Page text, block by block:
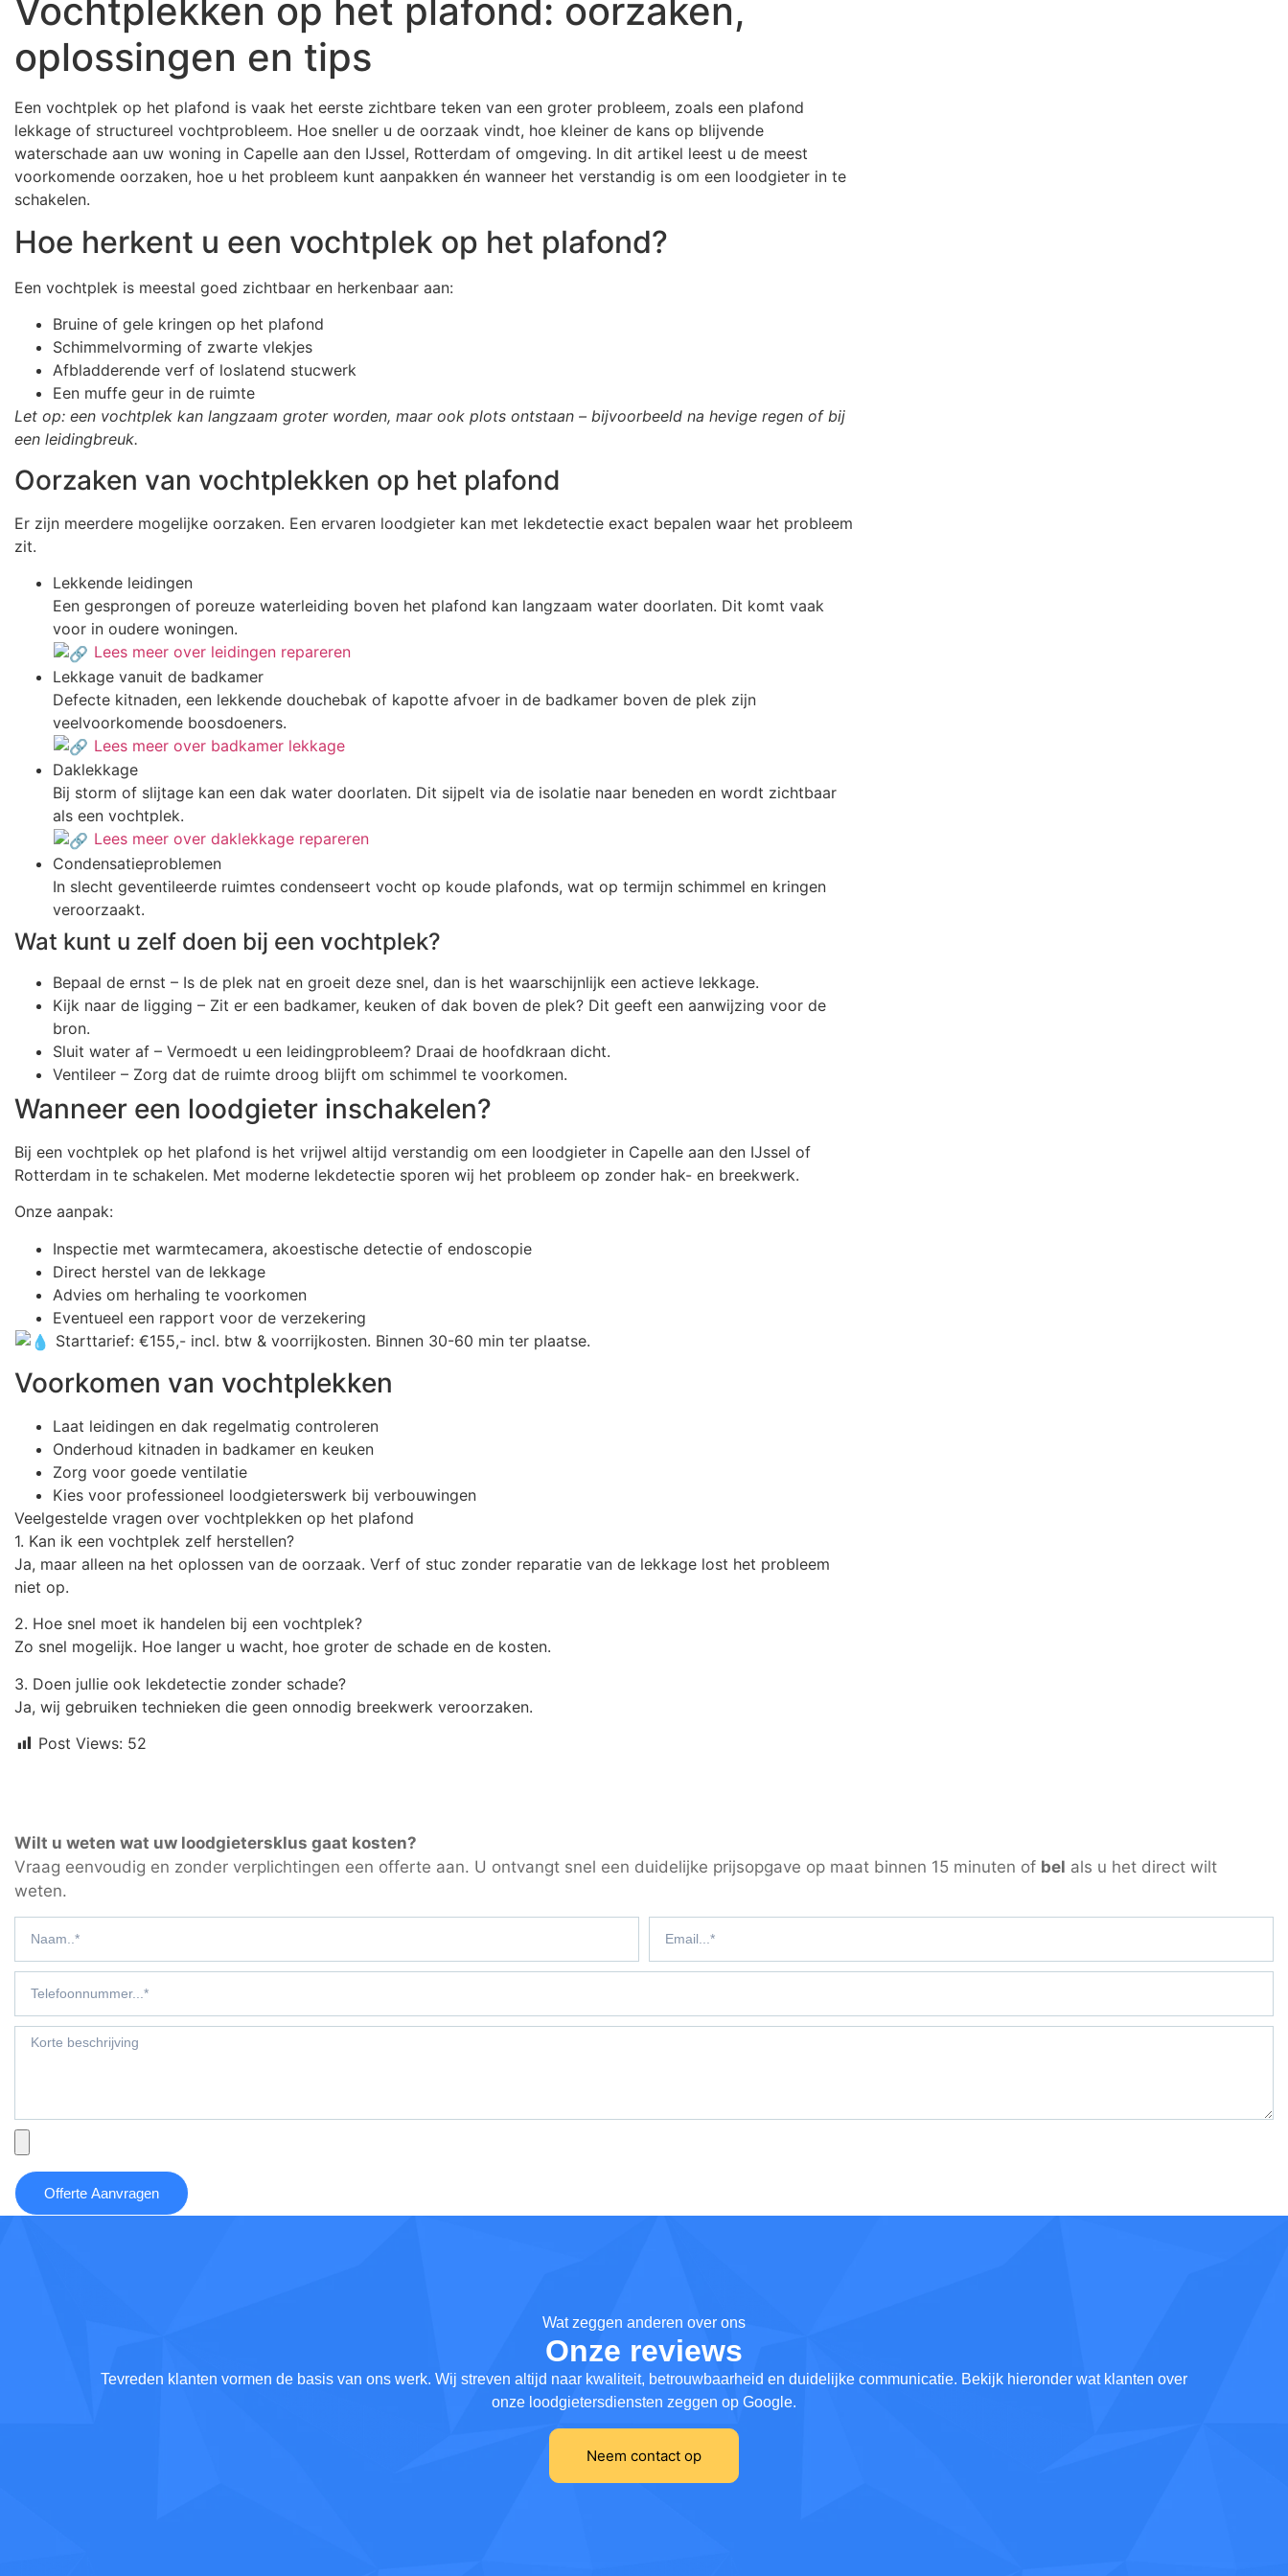
Vochtplekken op het plafond: oorzaken,
oplossingen en tips
Een vochtplek op het plafond is vaak het eerste zichtbare teken van een groter probleem, zoals een plafond
lekkage of structureel vochtprobleem. Hoe sneller u de oorzaak vindt, hoe kleiner de kans op blijvende
waterschade aan uw woning in Capelle aan den IJssel, Rotterdam of omgeving. In dit artikel leest u de meest
voorkomende oorzaken, hoe u het probleem kunt aanpakken én wanneer het verstandig is om een loodgieter in te
schakelen.
Hoe herkent u een vochtplek op het plafond?
Een vochtplek is meestal goed zichtbaar en herkenbaar aan:
Bruine of gele kringen op het plafond
Schimmelvorming of zwarte vlekjes
Afbladderende verf of loslatend stucwerk
Een muffe geur in de ruimte
Let op: een vochtplek kan langzaam groter worden, maar ook plots ontstaan – bijvoorbeeld na hevige regen of bij
een leidingbreuk.
Oorzaken van vochtplekken op het plafond
Er zijn meerdere mogelijke oorzaken. Een ervaren loodgieter kan met lekdetectie exact bepalen waar het probleem
zit.
Lekkende leidingen
Een gesprongen of poreuze waterleiding boven het plafond kan langzaam water doorlaten. Dit komt vaak
voor in oudere woningen.
Lees meer over leidingen repareren
Lekkage vanuit de badkamer
Defecte kitnaden, een lekkende douchebak of kapotte afvoer in de badkamer boven de plek zijn
veelvoorkomende boosdoeners.
Lees meer over badkamer lekkage
Daklekkage
Bij storm of slijtage kan een dak water doorlaten. Dit sijpelt via de isolatie naar beneden en wordt zichtbaar
als een vochtplek.
Lees meer over daklekkage repareren
Condensatieproblemen
In slecht geventileerde ruimtes condenseert vocht op koude plafonds, wat op termijn schimmel en kringen
veroorzaakt.
Wat kunt u zelf doen bij een vochtplek?
Bepaal de ernst – Is de plek nat en groeit deze snel, dan is het waarschijnlijk een actieve lekkage.
Kijk naar de ligging – Zit er een badkamer, keuken of dak boven de plek? Dit geeft een aanwijzing voor de
bron.
Sluit water af – Vermoedt u een leidingprobleem? Draai de hoofdkraan dicht.
Ventileer – Zorg dat de ruimte droog blijft om schimmel te voorkomen.
Wanneer een loodgieter inschakelen?
Bij een vochtplek op het plafond is het vrijwel altijd verstandig om een loodgieter in Capelle aan den IJssel of
Rotterdam in te schakelen. Met moderne lekdetectie sporen wij het probleem op zonder hak- en breekwerk.
Onze aanpak:
Inspectie met warmtecamera, akoestische detectie of endoscopie
Direct herstel van de lekkage
Advies om herhaling te voorkomen
Eventueel een rapport voor de verzekering
Starttarief: €155,- incl. btw & voorrijkosten. Binnen 30-60 min ter plaatse.
Voorkomen van vochtplekken
Laat leidingen en dak regelmatig controleren
Onderhoud kitnaden in badkamer en keuken
Zorg voor goede ventilatie
Kies voor professioneel loodgieterswerk bij verbouwingen
Veelgestelde vragen over vochtplekken op het plafond
1. Kan ik een vochtplek zelf herstellen?
Ja, maar alleen na het oplossen van de oorzaak. Verf of stuc zonder reparatie van de lekkage lost het probleem
niet op.
2. Hoe snel moet ik handelen bij een vochtplek?
Zo snel mogelijk. Hoe langer u wacht, hoe groter de schade en de kosten.
3. Doen jullie ook lekdetectie zonder schade?
Ja, wij gebruiken technieken die geen onnodig breekwerk veroorzaken.
Post Views: 52
Wilt u weten wat uw loodgietersklus gaat kosten?
Vraag eenvoudig en zonder verplichtingen een offerte aan. U ontvangt snel een duidelijke prijsopgave op maat binnen 15 minuten of bel als u het direct wilt
weten.
Offerte Aanvragen
Wat zeggen anderen over ons
Onze reviews
Tevreden klanten vormen de basis van ons werk. Wij streven altijd naar kwaliteit, betrouwbaarheid en duidelijke communicatie. Bekijk hieronder wat klanten over
onze loodgietersdiensten zeggen op Google.
Neem contact op